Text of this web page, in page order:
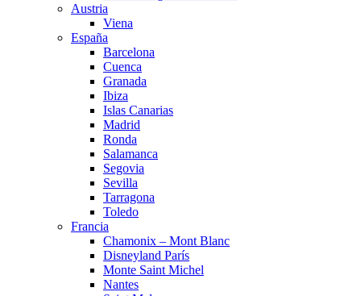
Austria
Viena
España
Barcelona
Cuenca
Granada
Ibiza
Islas Canarias
Madrid
Ronda
Salamanca
Segovia
Sevilla
Tarragona
Toledo
Francia
Chamonix – Mont Blanc
Disneyland París
Monte Saint Michel
Nantes